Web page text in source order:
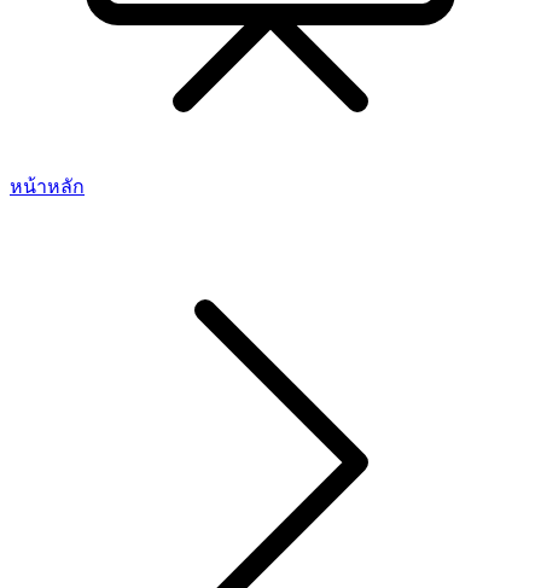
หน้าหลัก